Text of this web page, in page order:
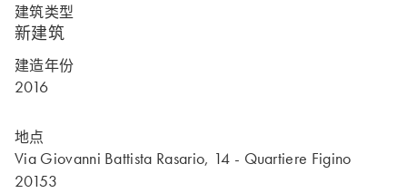
建筑类型
新建筑
建造年份
2016
地点
Via Giovanni Battista Rasario, 14 - Quartiere Figino
20153